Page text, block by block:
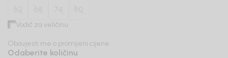
Vodič za veličinu
Obavjesti me o promijeni cijene
Odaberite količinu